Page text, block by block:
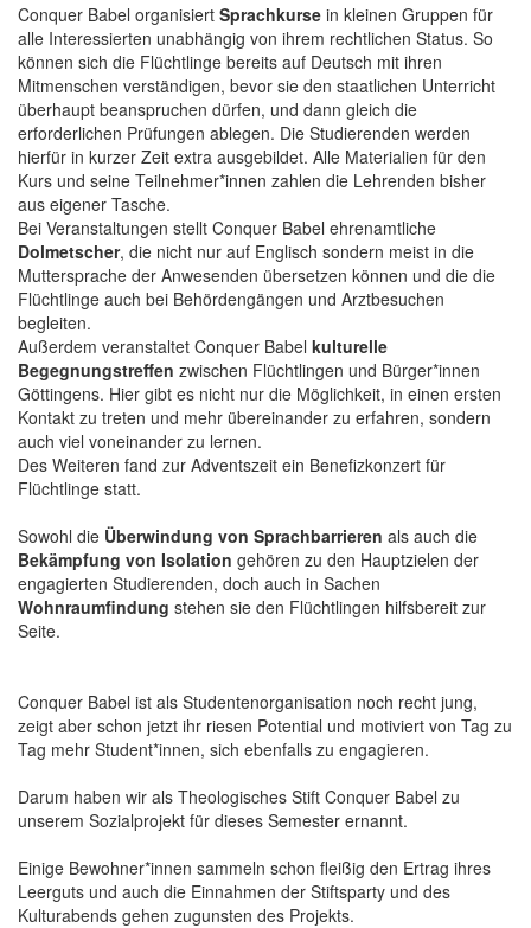
Conquer Babel organisiert Sprachkurse in kleinen Gruppen für
alle Interessierten unabhängig von ihrem rechtlichen Status. So
können sich die Flüchtlinge bereits auf Deutsch mit ihren
Mitmenschen verständigen, bevor sie den staatlichen Unterricht
überhaupt beanspruchen dürfen, und dann gleich die
erforderlichen Prüfungen ablegen. Die Studierenden werden
hierfür in kurzer Zeit extra ausgebildet. Alle Materialien für den
Kurs und seine Teilnehmer*innen zahlen die Lehrenden bisher
aus eigener Tasche.
Bei Veranstaltungen stellt Conquer Babel ehrenamtliche
Dolmetscher, die nicht nur auf Englisch sondern meist in die
Muttersprache der Anwesenden übersetzen können und die die
Flüchtlinge auch bei Behördengängen und Arztbesuchen
begleiten.
Außerdem veranstaltet Conquer Babel kulturelle
Begegnungstreffen zwischen Flüchtlingen und Bürger*innen
Göttingens. Hier gibt es nicht nur die Möglichkeit, in einen ersten
Kontakt zu treten und mehr übereinander zu erfahren, sondern
auch viel voneinander zu lernen.
Des Weiteren fand zur Adventszeit ein Benefizkonzert für
Flüchtlinge statt.
Sowohl die Überwindung von Sprachbarrieren als auch die
Bekämpfung von Isolation gehören zu den Hauptzielen der
engagierten Studierenden, doch auch in Sachen
Wohnraumfindung stehen sie den Flüchtlingen hilfsbereit zur
Seite.
Conquer Babel ist als Studentenorganisation noch recht jung,
zeigt aber schon jetzt ihr riesen Potential und motiviert von Tag zu
Tag mehr Student*innen, sich ebenfalls zu engagieren.
Darum haben wir als Theologisches Stift Conquer Babel zu
unserem Sozialprojekt für dieses Semester ernannt.
Einige Bewohner*innen sammeln schon fleißig den Ertrag ihres
Leerguts und auch die Einnahmen der Stiftsparty und des
Kulturabends gehen zugunsten des Projekts.